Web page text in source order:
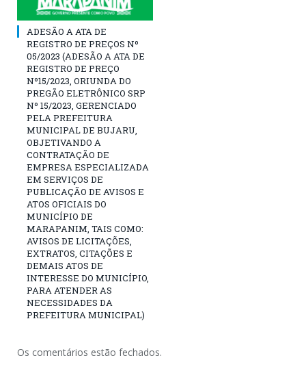
ADESÃO A ATA DE
REGISTRO DE PREÇOS Nº
05/2023 (ADESÃO A ATA DE
REGISTRO DE PREÇO
Nº15/2023, ORIUNDA DO
PREGÃO ELETRÔNICO SRP
Nº 15/2023, GERENCIADO
PELA PREFEITURA
MUNICIPAL DE BUJARU,
OBJETIVANDO A
CONTRATAÇÃO DE
EMPRESA ESPECIALIZADA
EM SERVIÇOS DE
PUBLICAÇÃO DE AVISOS E
ATOS OFICIAIS DO
MUNICÍPIO DE
MARAPANIM, TAIS COMO:
AVISOS DE LICITAÇÕES,
EXTRATOS, CITAÇÕES E
DEMAIS ATOS DE
INTERESSE DO MUNICÍPIO,
PARA ATENDER AS
NECESSIDADES DA
PREFEITURA MUNICIPAL)
Os comentários estão fechados.